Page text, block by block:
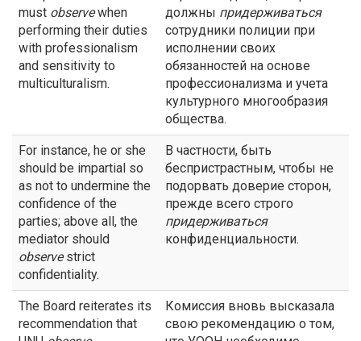
must observewhen
performing their duties
with professionalism
and sensitivity to
multiculturalism.
должны придерживаться
сотрудники полиции при
исполнении своих
обязанностей на основе
профессионализма и учета
культурного многообразия
общества.
For instance, he or she
should be impartial so
as not to undermine the
confidence of the
parties; above all, the
mediator should
observestrict
confidentiality.
В частности, быть
беспристрастным, чтобы не
подорвать доверие сторон,
прежде всего строго
придерживаться
конфиденциальности.
The Board reiterates its
recommendation that
Комиссия вновь высказала
свою рекомендацию о том,